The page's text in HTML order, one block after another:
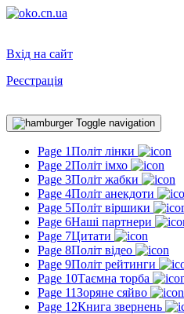
Вхід на сайт
Реєстрація
Toggle navigation
Page 1Політ лінки
Page 2Політ імхо
Page 3Політ жабки
Page 4Політ анекдоти
Page 5Політ віршики
Page 6Наші партнери
Page 7Цитати
Page 8Політ відео
Page 9Політ рейтинги
Page 10Таємна торба
Page 11Зоряне сяйво
Page 12Книга звернень